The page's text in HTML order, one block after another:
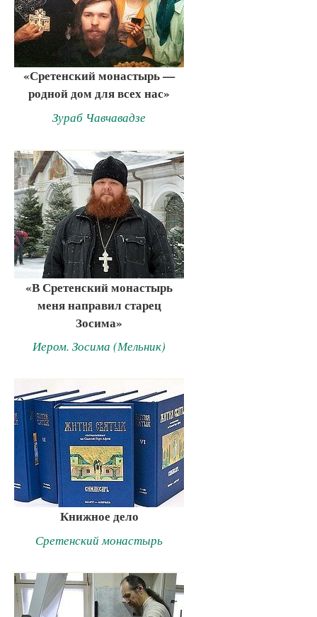
«Сретенский монастырь —
родной дом для всех нас»
Зураб Чавчавадзе
«В Сретенский монастырь
меня направил старец
Зосима»
Иером. Зосима (Мельник)
Книжное дело
Сретенский монастырь